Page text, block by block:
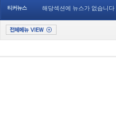
티커뉴스 해당섹션에 뉴스가 없습니다